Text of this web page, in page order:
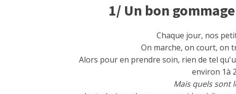
1/ Un bon
Chaque jour, nos
On marche, on court, on
Alors pour en prendre soin, rien de tel
environ 1à
Mais quels sont